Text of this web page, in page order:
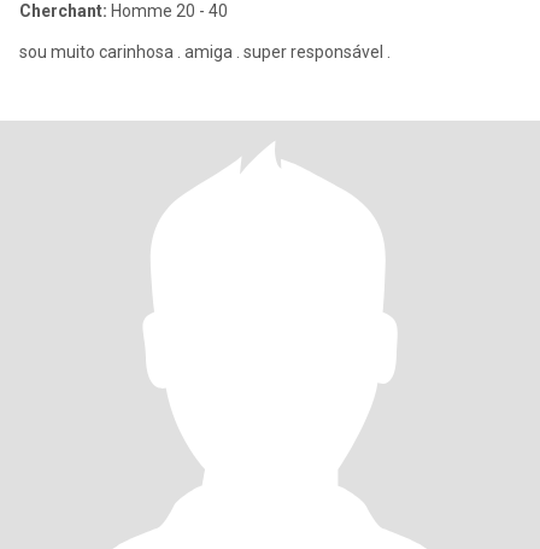
Cherchant: Homme 20 - 40
sou muito carinhosa . amiga . super responsável .